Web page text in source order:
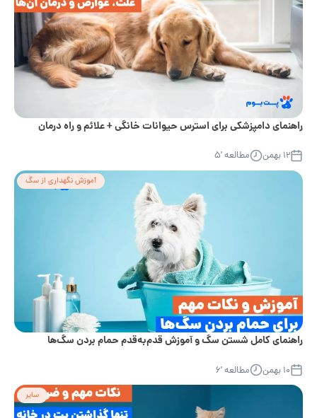
راهنمای دامپزشکی برای استرس حیوانات خانگی + علائم و راه درمان
۱۲ بهمن مطالعه '۵
آموزش نگهداری از سگ
راهنمای کامل شستن سگ و آموزش قدم‌به‌قدم حمام بردن سگ‌‌ها
۱۰ بهمن مطالعه '۶
سایر